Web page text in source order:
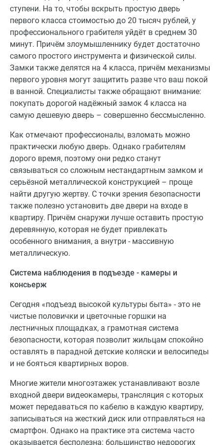
ступени. На то, чтобы вскрыть простую дверь
первого класса стоимостью до 20 тысяч рублей, у
профессионального грабителя уйдёт в среднем 30
минут. Причём злоумышленнику будет достаточно
самого простого инструмента и физической силы.
Замки также делятся на 4 класса, причём механизмы
первого уровня могут защитить разве что ваш покой
в ванной. Специалисты также обращают внимание:
покупать дорогой надёжный замок 4 класса на
самую дешевую дверь – совершенно бессмысленно.
Как отмечают профессионалы, взломать можно
практически любую дверь. Однако грабителям
дорого время, поэтому они редко станут
связываться со сложным нестандартным замком и
серьёзной металлической конструкцией – проще
найти другую жертву. С точки зрения безопасности
также полезно установить две двери на входе в
квартиру. Причём снаружи лучше оставить простую
деревянную, которая не будет привлекать
особенного внимания, а внутри - массивную
металлическую.
Система наблюдения в подъезде - камеры и
консьерж
Сегодня «подъезд высокой культуры быта» - это не
чистые половички и цветочные горшки на
лестничных площадках, а грамотная система
безопасности, которая позволит жильцам спокойно
оставлять в парадной детские коляски и велосипеды
и не бояться квартирных воров.
Многие жители многоэтажек устанавливают возле
входной двери видеокамеры, трансляция с которых
может передаваться по кабелю в каждую квартиру,
записываться на жесткий диск или отправляться на
смартфон. Однако на практике эта система часто
оказывается бесполезна: большинство недорогих